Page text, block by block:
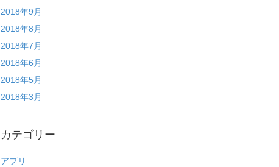
2018年9月
2018年8月
2018年7月
2018年6月
2018年5月
2018年3月
カテゴリー
アプリ